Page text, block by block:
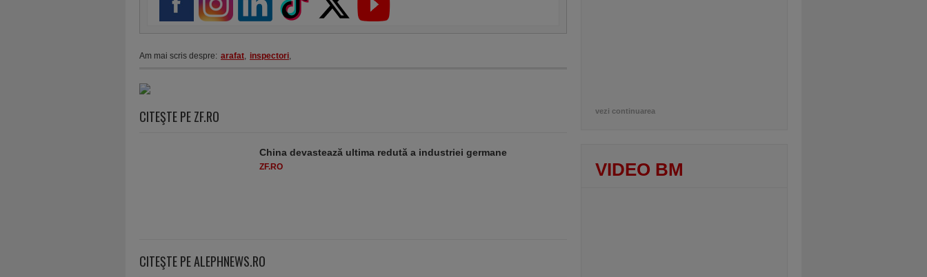
Am mai scris despre: arafat, inspectori,
CITEŞTE PE ZF.RO
China devastează ultima redută a industriei germane
ZF.RO
CITEŞTE PE ALEPHNEWS.RO
vezi continuarea
VIDEO BM